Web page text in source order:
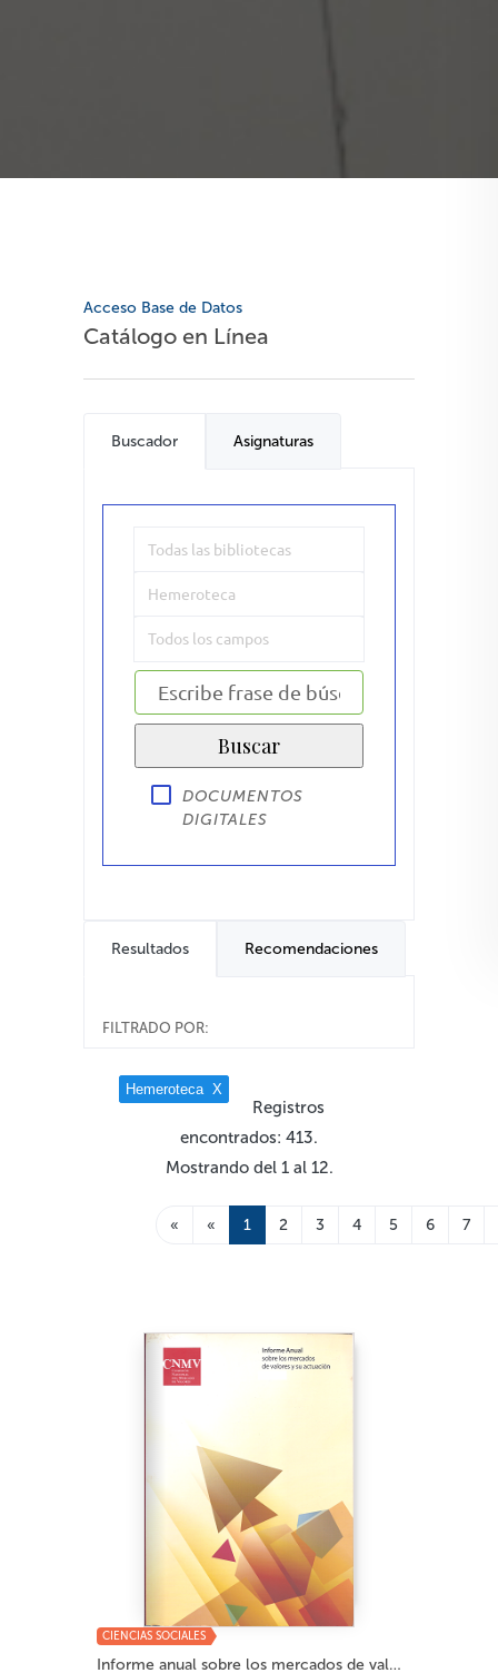
Acceso Base de Datos
Catálogo en Línea
Buscador Asignaturas
DOCUMENTOS
DIGITALES
Resultados Recomendaciones
FILTRADO POR:
Hemeroteca X
Registros
encontrados: 413.
Mostrando del 1 al 12.
« « 1 2 3 4 5 6 7
CIENCIAS SOCIALES
Informe anual sobre los mercados de valores 2...